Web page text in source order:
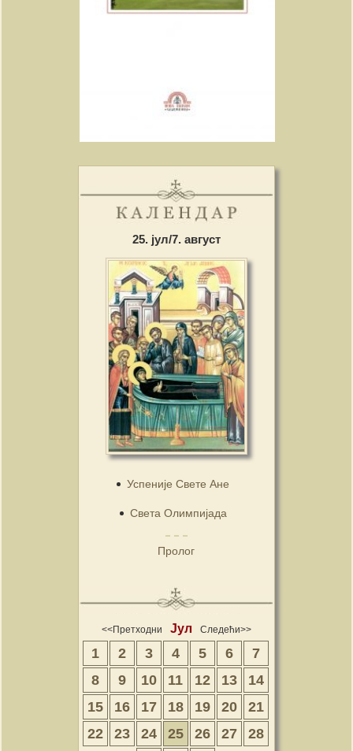
25. јул/7. август
Успеније Свете Ане
Света Олимпијада
Пролог
<<Претходни Јул Следећи>>
1 2 3 4 5 6
7
8
9 10 11 12 13
14
15
16 17 18 19 20
21
22
23 24 25 26 27
28